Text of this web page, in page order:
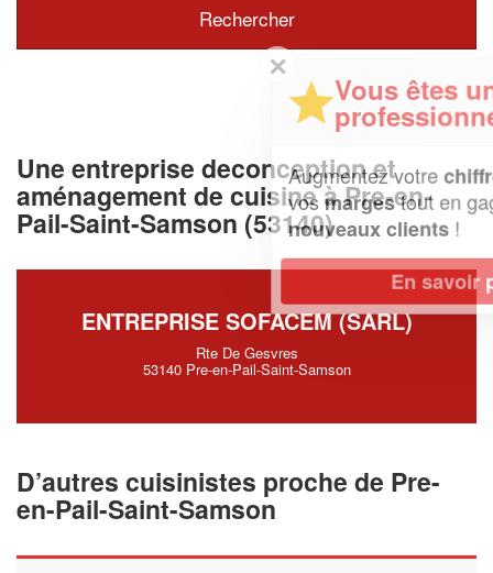
Une entreprise deconception et
aménagement de cuisine à Pre-en-
Pail-Saint-Samson (53140)
ENTREPRISE SOFACEM (SARL)
Rte De Gesvres
53140 Pre-en-Pail-Saint-Samson
D’autres cuisinistes proche de Pre-
en-Pail-Saint-Samson
Vous êtes un
professionnel ?
Augmentez votrechiffre d'affaireset
vosmargestout en gagnant de
nouveaux clients!